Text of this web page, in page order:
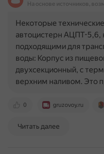
На основе источников,
0 gruzovoy.ru
Некоторые
автоцистерн АЦПТ-5,6,
подходящими для
воды: Корпус из
двухсекционный, с
верхним наливом. Это
Читать далее